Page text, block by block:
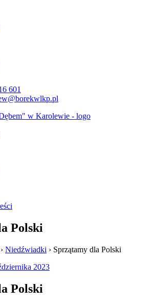
601
Polski
› Niedźwiadki › Sprzątamy dla Polski
2023
Polski